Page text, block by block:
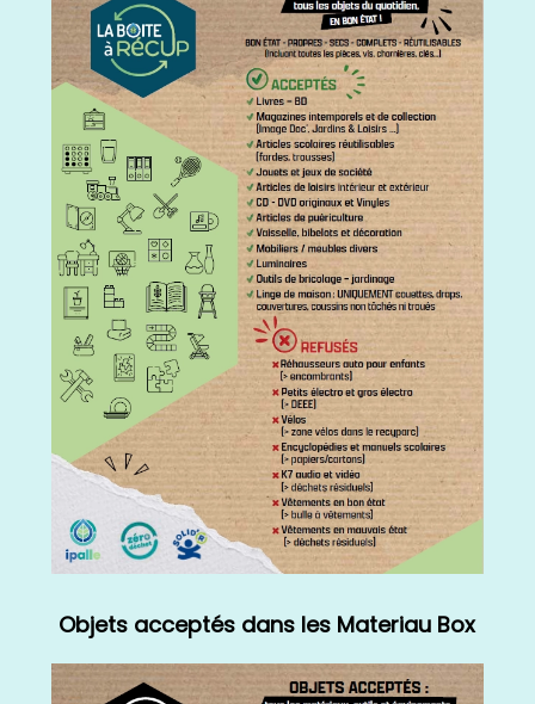
Objets acceptés dans les Materiau Box